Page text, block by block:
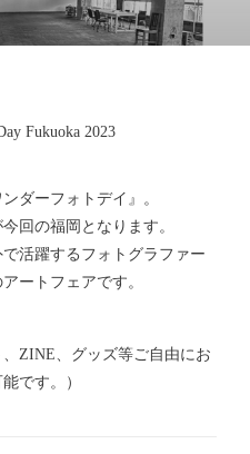
Fukuoka 2023
ダーフォトデイ』。
回の福岡となります。
活躍するフォトグラファー
ートフェアです。
ZINE、グッズ等ご自由にお
です。）